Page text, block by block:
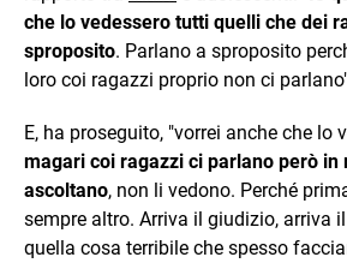
che lo vedessero tutti quelli che dei
sproposito. Parlano a sproposito
loro coi ragazzi proprio non ci
E, ha proseguito, "vorrei anche che lo
magari coi ragazzi ci parlano però in
ascoltano, non li vedono. Perché
sempre altro. Arriva il giudizio, arriva
quella cosa terribile che spesso